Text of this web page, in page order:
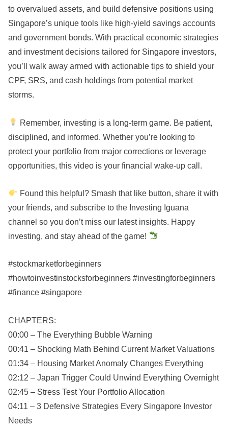
to overvalued assets, and build defensive positions using
Singapore’s unique tools like high-yield savings accounts
and government bonds. With practical economic strategies
and investment decisions tailored for Singapore investors,
you’ll walk away armed with actionable tips to shield your
CPF, SRS, and cash holdings from potential market
storms.
Remember, investing is a long-term game. Be patient,
disciplined, and informed. Whether you’re looking to
protect your portfolio from major corrections or leverage
opportunities, this video is your financial wake-up call.
Found this helpful? Smash that like button, share it with
your friends, and subscribe to the Investing Iguana
channel so you don’t miss our latest insights. Happy
investing, and stay ahead of the game!
#stockmarketforbeginners
#howtoinvestinstocksforbeginners #investingforbeginners
#finance #singapore
CHAPTERS:
00:00 – The Everything Bubble Warning
00:41 – Shocking Math Behind Current Market Valuations
01:34 – Housing Market Anomaly Changes Everything
02:12 – Japan Trigger Could Unwind Everything Overnight
02:45 – Stress Test Your Portfolio Allocation
04:11 – 3 Defensive Strategies Every Singapore Investor
Needs